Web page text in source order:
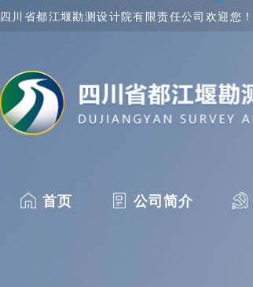
四川省都江堰勘测设计院有限责任公司欢迎您！
首页 公司简介